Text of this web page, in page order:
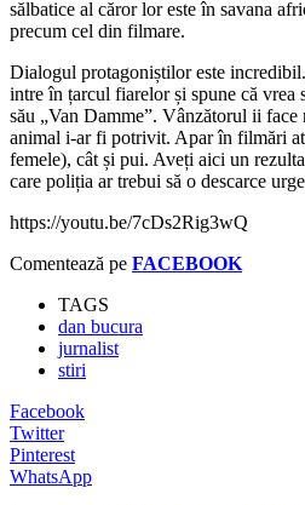
sălbatice al căror lor este în savana
precum cel din filmare.
Dialogul protagoniștilor este
intre în țarcul fiarelor și spune că vrea
său „Van Damme”. Vânzătorul ii
animal i-ar fi potrivit. Apar în filmări
femele), cât și pui. Aveți aici un
care poliția ar trebui să o descarce
https://youtu.be/7cDs2Rig3wQ
Comentează pe FACEBOOK
TAGS
dan bucura
jurnalist
stiri
Facebook
Twitter
Pinterest
WhatsApp